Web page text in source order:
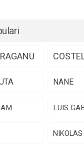
NANE
LUIS
NIKOLAS